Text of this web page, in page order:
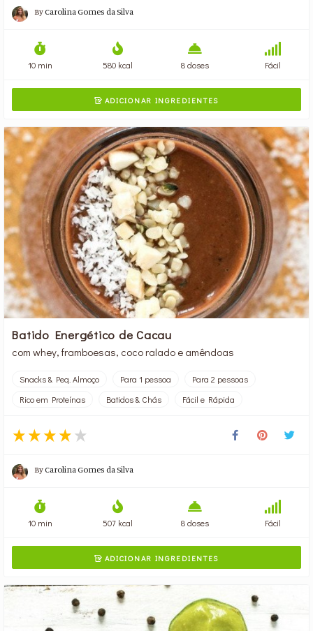
ByCarolina Gomes da Silva
10 min 580 kcal 8 doses Fácil
ADICIONAR INGREDIENTES
Batido Energético de Cacau
com whey, framboesas, coco ralado e amêndoas
Snacks & Peq. Almoço Para 1 pessoa
Para 2 pessoas
Rico em Proteínas
Batidos & Chás Fácil e Rápida
ByCarolina Gomes da Silva
10 min 507 kcal 8 doses Fácil
ADICIONAR INGREDIENTES